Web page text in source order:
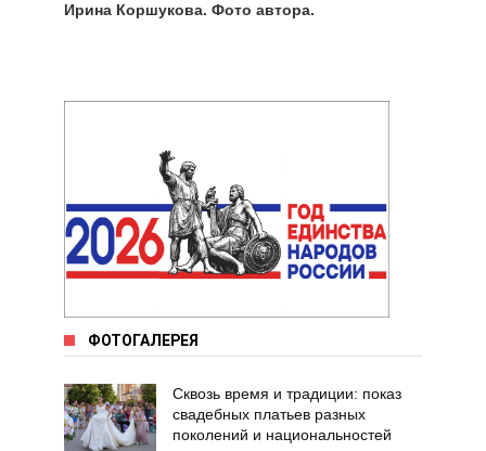
Ирина Коршукова. Фото автора.
ФОТОГАЛЕРЕЯ
Сквозь время и традиции: показ
свадебных платьев разных
поколений и национальностей